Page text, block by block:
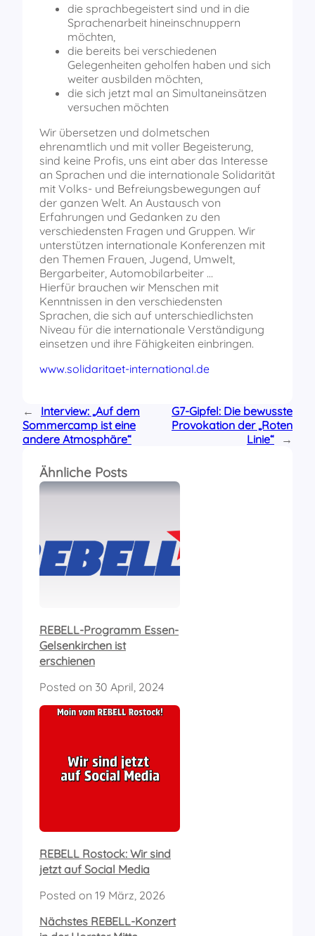
die sprachbegeistert sind und in die
Sprachenarbeit hineinschnuppern
möchten,
die bereits bei verschiedenen
Gelegenheiten geholfen haben und sich
weiter ausbilden möchten,
die sich jetzt mal an Simultaneinsätzen
versuchen möchten
Wir übersetzen und dolmetschen
ehrenamtlich und mit voller Begeisterung,
sind keine Profis, uns eint aber das Interesse
an Sprachen und die internationale Solidarität
mit Volks- und Befreiungsbewegungen auf
der ganzen Welt. An Austausch von
Erfahrungen und Gedanken zu den
verschiedensten Fragen und Gruppen. Wir
unterstützen internationale Konferenzen mit
den Themen Frauen, Jugend, Umwelt,
Bergarbeiter, Automobilarbeiter …
Hierfür brauchen wir Menschen mit
Kenntnissen in den verschiedensten
Sprachen, die sich auf unterschiedlichsten
Niveau für die internationale Verständigung
einsetzen und ihre Fähigkeiten einbringen.
www.solidaritaet-international.de
←
Interview: „Auf dem
Sommercamp ist eine
andere Atmosphäre“
G7-Gipfel: Die bewusste
Provokation der „Roten
Linie“
→
Ähnliche Posts
REBELL-Programm Essen-
Gelsenkirchen ist
erschienen
Posted on 30 April, 2024
REBELL Rostock: Wir sind
jetzt auf Social Media
Posted on 19 März, 2026
Nächstes REBELL-Konzert